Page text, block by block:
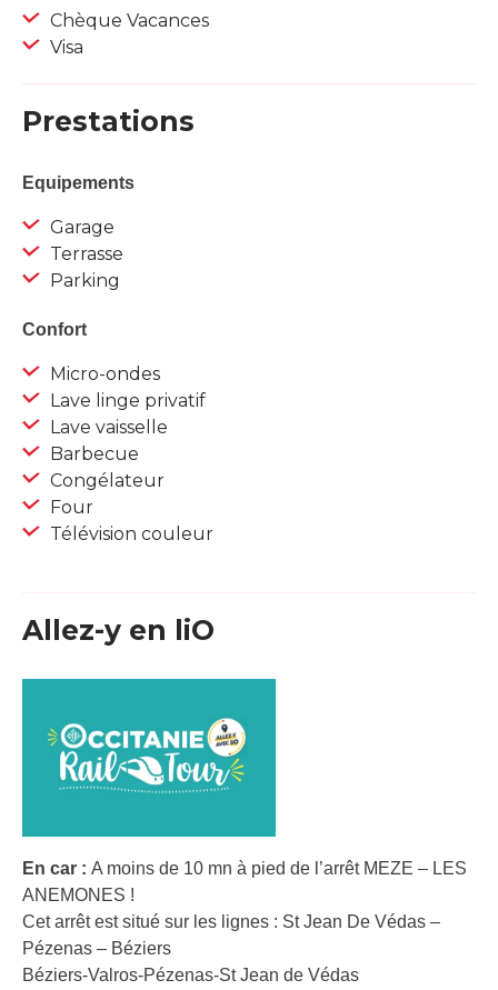
Chèque Vacances
Visa
Prestations
Equipements
Garage
Terrasse
Parking
Confort
Micro-ondes
Lave linge privatif
Lave vaisselle
Barbecue
Congélateur
Four
Télévision couleur
Allez-y en liO
En car : A moins de 10 mn à pied de l’arrêt MEZE – LES
ANEMONES !
Cet arrêt est situé sur les lignes : St Jean De Védas –
Pézenas – Béziers
Béziers-Valros-Pézenas-St Jean de Védas